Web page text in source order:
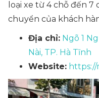
loại xe từ 4 chỗ đến 7
chuyển của khách
Địa chỉ: Ngõ 1
Nài, TP. Hà Tĩnh
Website: https://